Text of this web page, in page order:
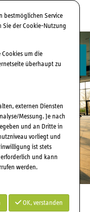
bestmöglichen Service
Sie der Cookie-Nutzung
Cookies um die
überhaupt zu
externen Diensten
Messung. Je nach
und an Dritte in
vorliegt und
ist stets
und kann
werden.
OK, verstanden